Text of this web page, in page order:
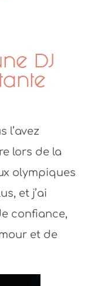
DJ
l’avez
lors de la
olympiques
et j’ai
confiance,
et de